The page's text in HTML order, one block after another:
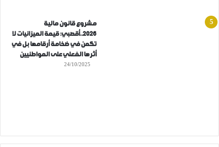
مشروع قانون مالية
2026..أقصبي: قيمة الميزانيات لا
تكمن في ضخامة أرقامها بل في
أثرها الفعلي على المواطنيين
24/10/2025